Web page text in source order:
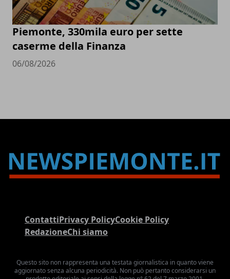
Piemonte, 330mila euro per sette
caserme della Finanza
06/08/2026
ContattiPrivacy PolicyCookie Policy
RedazioneChi siamo
Questo sito non rappresenta una testata giornalistica in quanto viene
aggiornato senza alcuna periodicità. Non può pertanto considerarsi un